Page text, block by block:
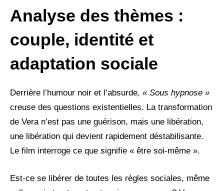
Analyse des thèmes :
couple, identité et
adaptation sociale
Derrière l’humour noir et l’absurde, « Sous hypnose »
creuse des questions existentielles. La transformation
de Vera n’est pas une guérison, mais une libération,
une libération qui devient rapidement déstabilisante.
Le film interroge ce que signifie « être soi-même ».
Est-ce se libérer de toutes les règles sociales, même